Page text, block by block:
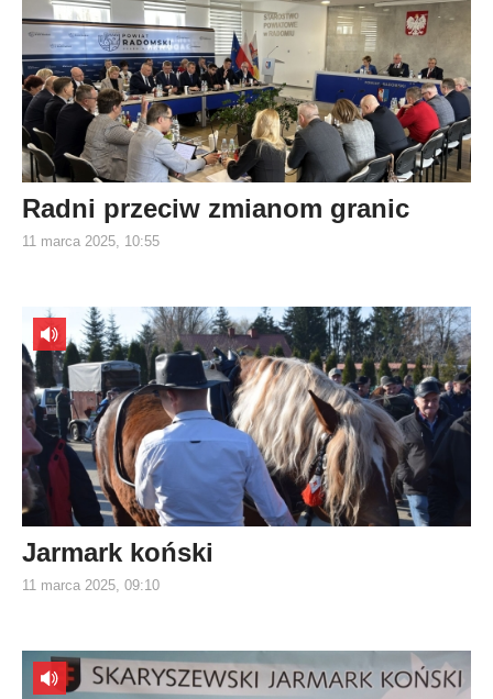
Radni przeciw zmianom granic
11 marca 2025, 10:55
Jarmark koński
11 marca 2025, 09:10